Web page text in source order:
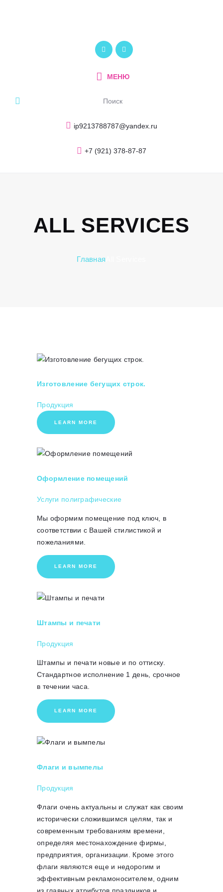
МЕНЮ
ip9213788787@yandex.ru
+7 (921) 378-87-87
ALL SERVICES
Главная
ПОЛИКОМ
Рекламно-производственный центр
Услуги и продукция
Изготовление бегущих строк.
Продукция
LEARN MORE
Оформление помещений
Услуги полиграфические
Мы оформим помещение под ключ, в
соответствии с Вашей стилистикой и
пожеланиями.
LEARN MORE
Штампы и печати
Продукция
Штампы и печати новые и по оттиску.
Стандартное исполнение 1 день, срочное
в течении часа.
LEARN MORE
Флаги и вымпелы
Продукция
Флаги очень актуальны и служат как своим
исторически сложившимся целям, так и
современным требованиям времени,
определяя местонахождение фирмы,
предприятия, организации. Кроме этого
флаги являются еще и недорогим и
эффективным рекламоносителем, одним